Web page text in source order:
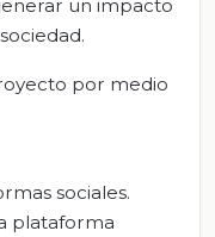
un impacto
por medio
sociales.
plataforma